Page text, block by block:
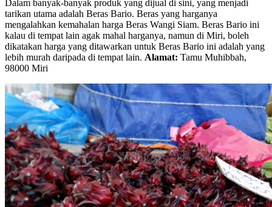
Dalam banyak-banyak produk yang dijual di sini, yang menjadi
tarikan utama adalah Beras Bario. Beras yang harganya
mengalahkan kemahalan harga Beras Wangi Siam. Beras Bario ini
kalau di tempat lain agak mahal harganya, namun di Miri, boleh
dikatakan harga yang ditawarkan untuk Beras Bario ini adalah yang
lebih murah daripada di tempat lain. Alamat: Tamu Muhibbah,
98000 Miri